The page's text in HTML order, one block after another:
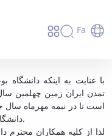
Fa
اطلاعیه شماره 1 - دانشگاه بوعلی سینا همدان
با عنایت به اینکه دانشگاه
تمدن ایران زمین چهلمین
است تا در نیمه مهرماه
دانشگاه بوعلی سینا به طور باشکوهی برگزار گردد.
لذا از کلیه همکاران محترم